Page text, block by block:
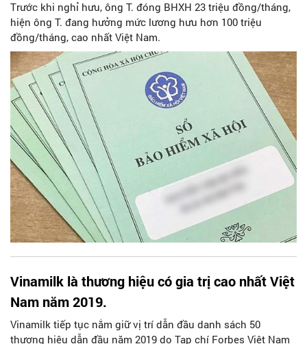
Trước khi nghỉ hưu, ông T. đóng BHXH 23 triệu đồng/tháng,
hiện ông T. đang hưởng mức lương hưu hơn 100 triệu
đồng/tháng, cao nhất Việt Nam.
Vinamilk là thương hiệu có gia trị cao nhất Việt
Nam năm 2019.
Vinamilk tiếp tục nắm giữ vị trí dẫn đầu danh sách 50
thương hiệu dẫn đầu năm 2019 do Tạp chí Forbes Việt Nam